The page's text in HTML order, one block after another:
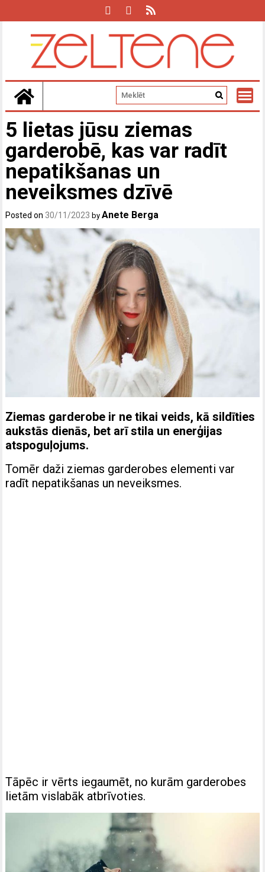
5 lietas jūsu ziemas
garderobē, kas var radīt
nepatikšanas un
neveiksmes dzīvē
Posted on 30/11/2023 byAnete Berga
Ziemas garderobe ir ne tikai veids, kā sildīties
aukstās dienās, bet arī stila un enerģijas
atspoguļojums.
Tomēr daži ziemas garderobes elementi var
radīt nepatikšanas un neveiksmes.
Tāpēc ir vērts iegaumēt, no kurām garderobes
lietām vislabāk atbrīvoties.